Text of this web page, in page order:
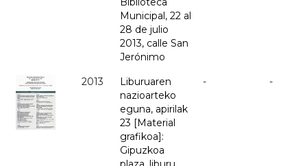
Municipal, 22 al
28 de julio
2013, calle San
Jerónimo
2013
Liburuaren
nazioarteko
eguna, apirilak
23 [Material
grafikoa]:
Gipuzkoa
- -